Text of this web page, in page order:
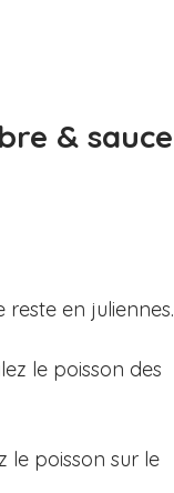
& sauce
en juliennes.
le poisson des
le poisson sur le